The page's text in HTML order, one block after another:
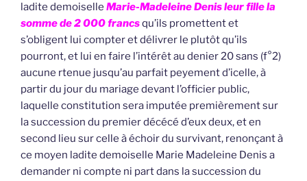
ladite demoiselle Marie-Madeleine Denis leur fille la
somme de 2 000 francsqu’ils promettent et
s’obligent lui compter et délivrer le plutôt qu’ils
pourront, et lui en faire l’intérêt au denier 20 sans (f°2)
aucune rtenue jusqu’au parfait peyement d’icelle, à
partir du jour du mariage devant l’officier public,
laquelle constitution sera imputée premièrement sur
la succession du premier décécé d’eux deux, et en
second lieu sur celle à échoir du survivant, renonçant à
ce moyen ladite demoiselle Marie Madeleine Denis a
demander ni compte ni part dans la succession du